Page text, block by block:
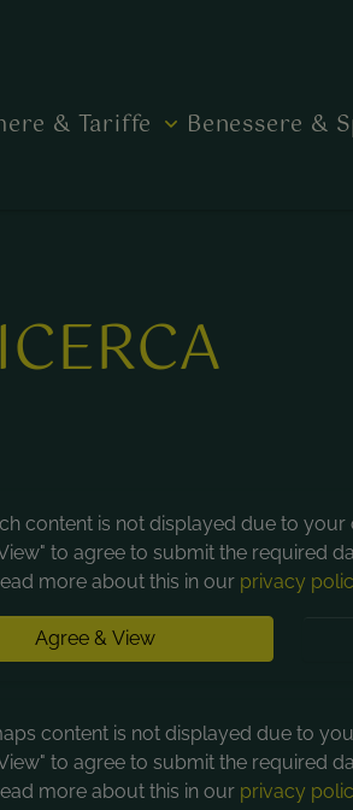
& Tariffe Benessere &
content is not displayed due to
to agree to submit the required
more about this in our privacy
Agree & View
content is not displayed due to
to agree to submit the required
more about this in our privacy